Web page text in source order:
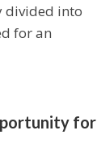
divided into
for an
for